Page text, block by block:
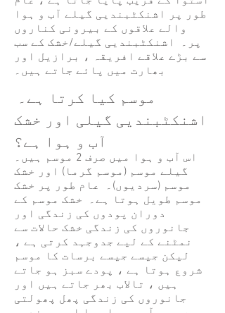
طور پر اشنکٹبندیی گیلے آب و ہوا
والے علاقوں کے بیرونی کناروں
پر۔ اشنکٹبندیی گیلے/خشک کے سب
سے بڑے علاقے افریقہ ، برازیل اور
بھارت میں پائے جاتے ہیں۔
موسم کیا کرتا ہے۔
اشنکٹبندیی گیلی اور خشک
آب و ہوا ہے؟
اس آب و ہوا میں صرف 2 موسم ہیں۔
گیلے موسم (موسم گرما) اور خشک
موسم (سردیوں)۔ عام طور پر خشک
موسم طویل ہوتا ہے۔ خشک موسم کے
دوران پودوں کی زندگی اور
جانوروں کی زندگی خشک حالات سے
نمٹنے کے لیے جدوجہد کرتی ہے ،
لیکن جیسے جیسے برسات کا موسم
شروع ہوتا ہے ، پودے سبز ہو جاتے
ہیں ، تالاب بھر جاتے ہیں اور
جانوروں کی زندگی پھل پھولتی